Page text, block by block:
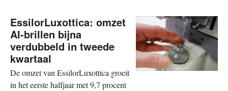
EssilorLuxottica: omzet
AI-brillen bijna
verdubbeld in tweede
kwartaal
De omzet van EssilorLuxottica groeit
in het eerste halfjaar met 9,7 procent